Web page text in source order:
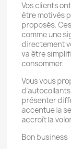
Vos clients
être motivés
proposés.
comme une
directement
va être
consommer.
Vous vous
présenter
accentue la
accroît la
Bon business